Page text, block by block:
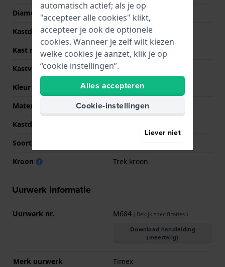
Diameter
36 mm
Kastdikte
12.5 mm
Kast materiaal
Kunststof
Kastvorm
Rond
Kleur kast
Beige
Materiaal kastdeksel
Kunststof
Kastdeksel
Soort glas
Kroon
Trek kroon
Uurwerk informatie
Uurwerk nr. M684 ( Bekijk specificaties )
Download handleiding
(meertalig)
Merk uurwerk
Timex
automatisch actief; als je op
"accepteer alle cookies" klikt,
accepteer je ook de optionele
cookies. Wanneer je zelf wilt kiezen
welke cookies je aanzet, klik je op
“cookie instellingen”.
Alles accepteren
Cookie-instellingen
Liever niet